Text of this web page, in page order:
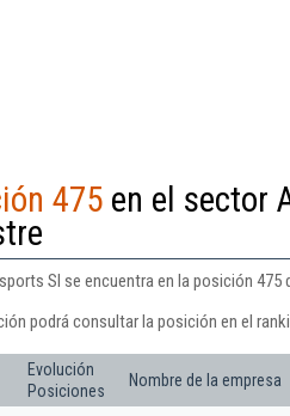
475 en el sector
Sl se encuentra en la posición
podrá consultar la posición en el
Evolución
Posiciones
Nombre de la empresa